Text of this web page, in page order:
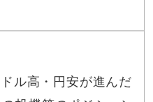
ル高・円安が進んだ